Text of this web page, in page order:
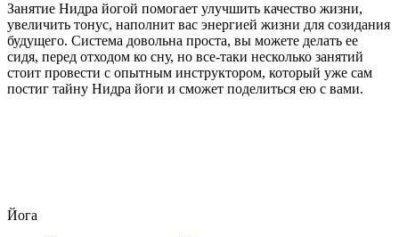
Занятие Нидра йогой помогает улучшить качество жизни,
увеличить тонус, наполнит вас энергией жизни для созидания
будущего. Система довольна проста, вы можете делать ее
сидя, перед отходом ко сну, но все-таки несколько занятий
стоит провести с опытным инструктором, который уже сам
постиг тайну Нидра йоги и сможет поделиться ею с вами.
Йога